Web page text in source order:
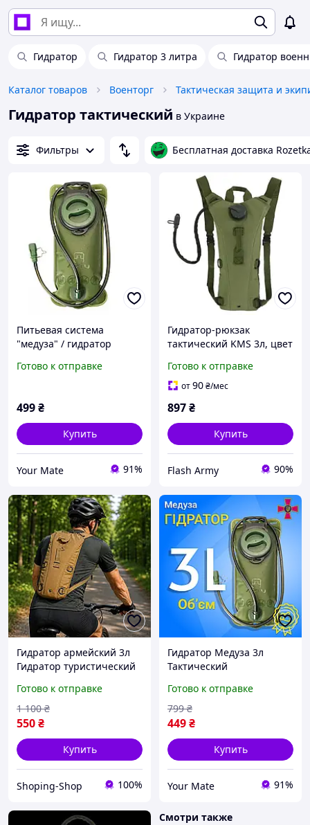
Гидратор Гидратор 3 литра Гидратор
Каталог товаров Военторг Тактическая защита и
Гидратор тактический в Украине
Фильтры Бесплатная доставка
Питьевая система
"медуза" / гидратор
Готово к отправке
499₴
Купить
Your Mate 91%
Гидратор-рюкзак
тактический KMS 3л, цвет
Готово к отправке
от90₴/мес
897₴
Купить
Flash Army 90%
Гидратор армейский 3л
Гидратор туристический
Тактический гидратор
Рюкзак гидратор A&S
Готово к отправке
550₴
1 100 ₴
Купить
Shoping-Shop 100%
Гидратор Медуза 3л
Тактический
Готово к отправке
449₴
799 ₴
Купить
Your Mate 91%
Смотри также